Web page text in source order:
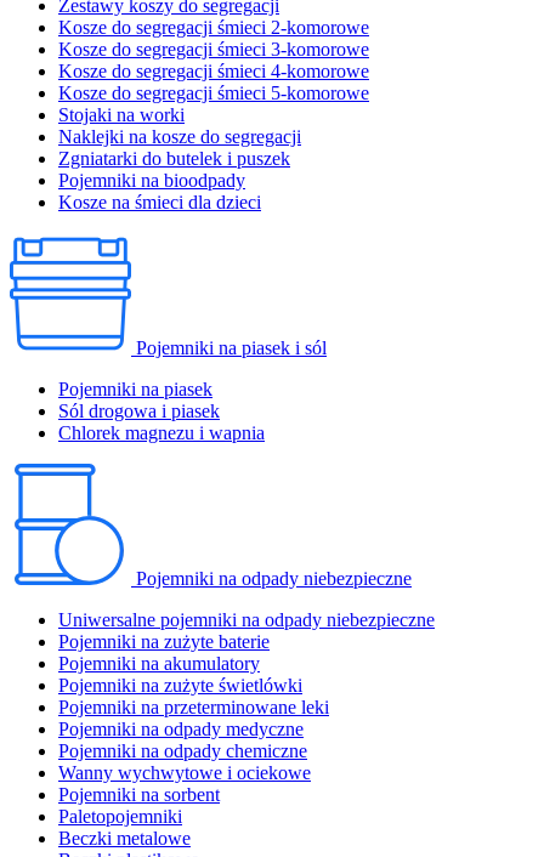
Zestawy koszy do segregacji
Kosze do segregacji śmieci 2-komorowe
Kosze do segregacji śmieci 3-komorowe
Kosze do segregacji śmieci 4-komorowe
Kosze do segregacji śmieci 5-komorowe
Stojaki na worki
Naklejki na kosze do segregacji
Zgniatarki do butelek i puszek
Pojemniki na bioodpady
Kosze na śmieci dla dzieci
Pojemniki na piasek i sól
Pojemniki na piasek
Sól drogowa i piasek
Chlorek magnezu i wapnia
Pojemniki na odpady niebezpieczne
Uniwersalne pojemniki na odpady niebezpieczne
Pojemniki na zużyte baterie
Pojemniki na akumulatory
Pojemniki na zużyte świetlówki
Pojemniki na przeterminowane leki
Pojemniki na odpady medyczne
Pojemniki na odpady chemiczne
Wanny wychwytowe i ociekowe
Pojemniki na sorbent
Paletopojemniki
Beczki metalowe